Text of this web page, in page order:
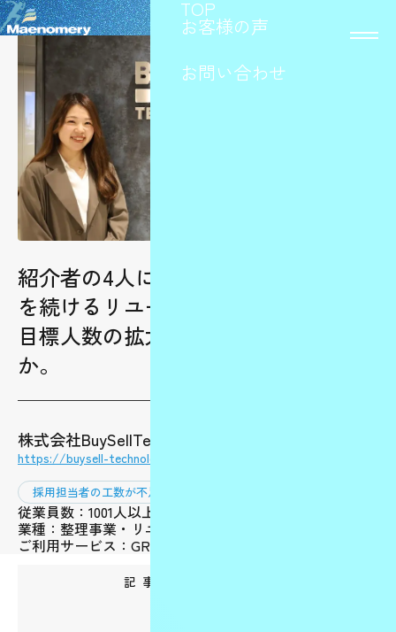
TOP
お客様の声
お問い合わせ
紹介者の4人に1人が内定承諾。急成長
を続けるリユース事業の裏で、“採用
目標人数の拡大”にはどう対応したの
か。
株式会社BuySellTechnologies
https://buysell-technologies.com/
採用担当者の工数が不足
従業員数：1001人以上
業種：整理事業・リユース事業
ご利用サービス：GRIT人材紹介
記事をシェアする